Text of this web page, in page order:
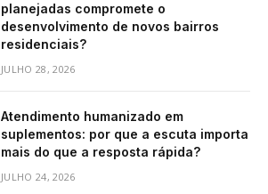
planejadas compromete o
desenvolvimento de novos bairros
residenciais?
JULHO 28, 2026
Atendimento humanizado em
suplementos: por que a escuta importa
mais do que a resposta rápida?
JULHO 24, 2026